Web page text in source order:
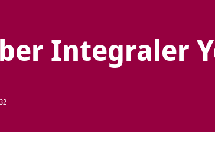
Integraler